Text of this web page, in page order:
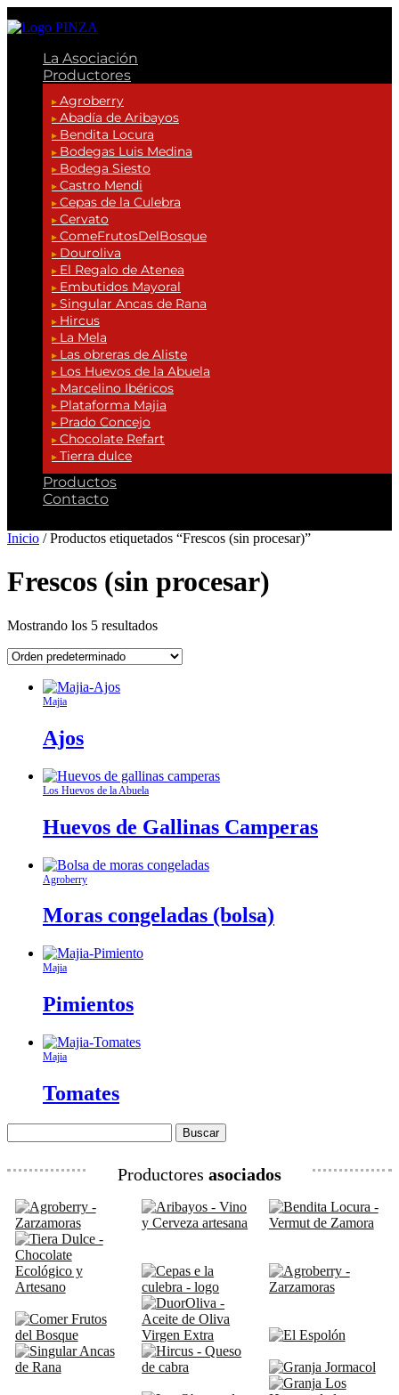
La Asociación
Productores
Agroberry
Abadía de Aribayos
Bendita Locura
Bodegas Luis Medina
Bodega Siesto
Castro Mendi
Cepas de la Culebra
Cervato
ComeFrutosDelBosque
Douroliva
El Regalo de Atenea
Embutidos Mayoral
Singular Ancas de Rana
Hircus
La Mela
Las obreras de Aliste
Los Huevos de la Abuela
Marcelino Ibéricos
Plataforma Majia
Prado Concejo
Chocolate Refart
Tierra dulce
Productos
Contacto
Inicio / Productos etiquetados “Frescos (sin procesar)”
Frescos (sin procesar)
Mostrando los 5 resultados
Majia
Ajos
Los Huevos de la Abuela
Huevos de Gallinas Camperas
Agroberry
Moras congeladas (bolsa)
Majia
Pimientos
Majia
Tomates
Productores asociados